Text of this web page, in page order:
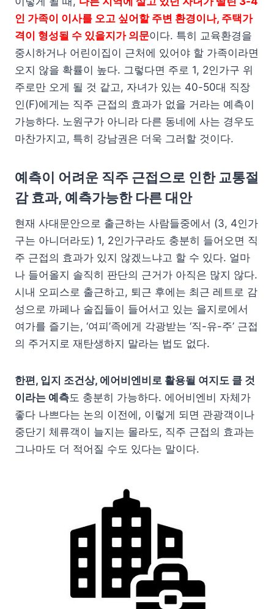
인 가족이 이사를 오고 싶어할 주변 환경이나, 주택가
격이 형성될 수 있을지가 의문이다. 특히 교육환경을
중시하거나 어린이집이 근처에 있어야 할 가족이라면
오지 않을 확률이 높다. 그렇다면 주로 1, 2인가구 위
주로만 오게 될 것 같고, 자녀가 있는 40-50대 직장
인(F)에게는 직주 근접의 효과가 없을 거라는 예측이
가능하다. 노원구가 아니라 다른 동네에 사는 경우도
마찬가지고, 특히 강남권은 더욱 그러할 것이다.
예측이 어려운 직주 근접으로 인한 교통절
감 효과, 예측가능한 다른 대안
현재 사대문안으로 출근하는 사람들중에서 (3, 4인가
구는 아니더라도) 1, 2인가구라도 충분히 들어오면 직
주 근접의 효과가 있지 않겠느냐고 할 수 있다. 얼마
나 들어올지 솔직히 판단의 근거가 아직은 많지 않다.
시내 오피스로 출근하고, 퇴근 후에는 최근 레트로 감
성으로 까페나 술집들이 들어서고 있는 을지로에서
여가를 즐기는, ‘여피’족에게 각광받는 ‘직-유-주’ 근접
의 주거지로 재탄생하지 말라는 법도 없다.
한편, 입지 조건상, 에어비엔비로 활용될 여지도 클 것
이라는 예측도 충분히 가능하다. 에어비엔비 자체가
좋다 나쁘다는 논의 이전에, 이렇게 되면 관광객이나
중단기 체류객이 늘지는 몰라도, 직주 근접의 효과는
그나마도 더 적어질 수도 있다는 말이다.